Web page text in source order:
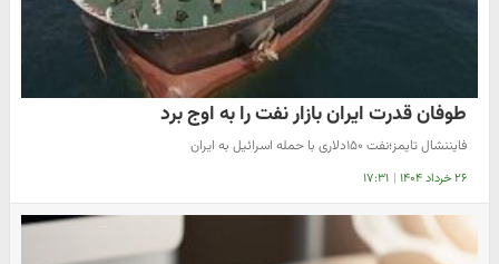
طوفان قدرت ایران بازار نفت را به اوج برد
فایننشال تایمز؛نفت ۱۵۰دلاری با حمله اسرائیل به ایران
۲۶ خرداد ۱۴۰۴ | ۱۷:۳۱